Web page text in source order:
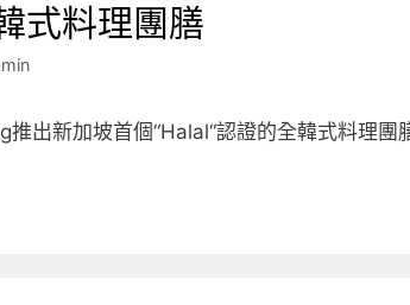
式料理團膳
出新加坡首個“Halal“認證的全韓式料理團